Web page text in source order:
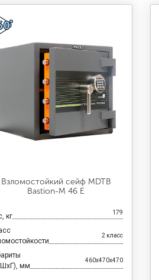
Взломостойкий сейф MDTB
Bastion-M 46 E
кг 179
2 класс
мм
460x470x470